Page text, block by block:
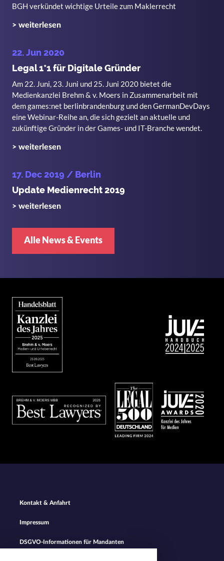
BGH verkündet wichtige Urteile zum Maklerrecht
> weiterlesen
22. Jun 2020
Legal 1*1 für Digitale Gründer
Am 22. Juni, 23. Juni und 25. Juni 2020 bietet die
Medienkanzlei Brehm & v. Moers in Zusammenarbeit mit
dem games:net berlinbrandenburg und den GermanDevDays
eine Webinar-Reihe an, die sich gezielt an aktuelle und
zukünftige Gründer in der Games- und IT-Branche wendet.
> weiterlesen
17. Dec 2019 / Berlin
Update Medienrecht 2019
> weiterlesen
Alle News & Events
Bild
Footer
Navigation
Kontakt & Anfahrt
Impressum
DSGVO-Informationen für Mandanten